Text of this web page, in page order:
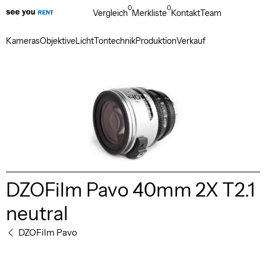
KamerasObjektiveLichtTontechnikProduktionVerkauf
Vergleich0Merkliste0KontaktTeam
DZOFilm Pavo 40mm 2X T2.1
neutral
DZOFilm Pavo